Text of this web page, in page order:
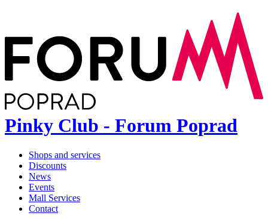
Pinky Club - Forum Poprad
Shops and services
Discounts
News
Events
Mall Services
Contact